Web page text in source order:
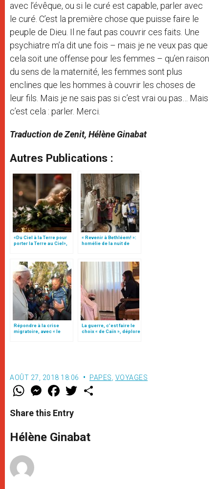
avec l’évêque, ou si le curé est capable, parler avec
le curé. C’est la première chose que puisse faire le
peuple de Dieu. Il ne faut pas couvrir ces faits. Une
psychiatre m’a dit une fois – mais je ne veux pas que
cela soit une offense pour les femmes – qu’en raison
du sens de la maternité, les femmes sont plus
enclines que les hommes à couvrir les choses de
leur fils. Mais je ne sais pas si c’est vrai ou pas… Mais
c’est cela : parler. Merci.
Traduction de Zenit, Hélène Ginabat
Autres Publications :
«Du Ciel à la Terre pour
porter la Terre au Ciel»,
« Revenir à Bethléem! »:
homélie de la nuit de
Noël (texte complet)
Répondre à la crise
migratoire, avec « le
La guerre, c’est faire le
choix « de Caïn », déplore
AOÛT 27, 2018 18:06 PAPES VOYAGES
W
t
s
p
p
M
e
s
e
g
e
F
a
e
b
o
k
w
r
Share this Entry
Hélène Ginabat